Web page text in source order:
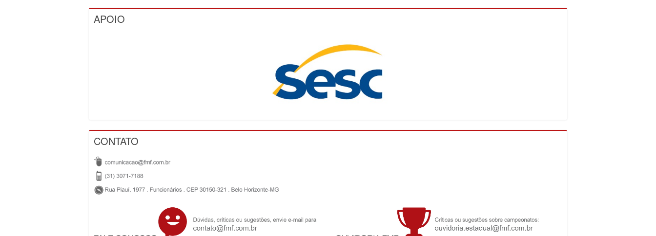
arbitragem para o Campeonato Mineiro
(FMF) deu início, nesta quarta-feira (27/05), a um
Leia mais
FMF convoca clubes para o Conselho
Técnico do Campeonato Mineiro Sicoob 2026
convocação dos clubes abaixo relacionados para a
APOIO
CONTATO